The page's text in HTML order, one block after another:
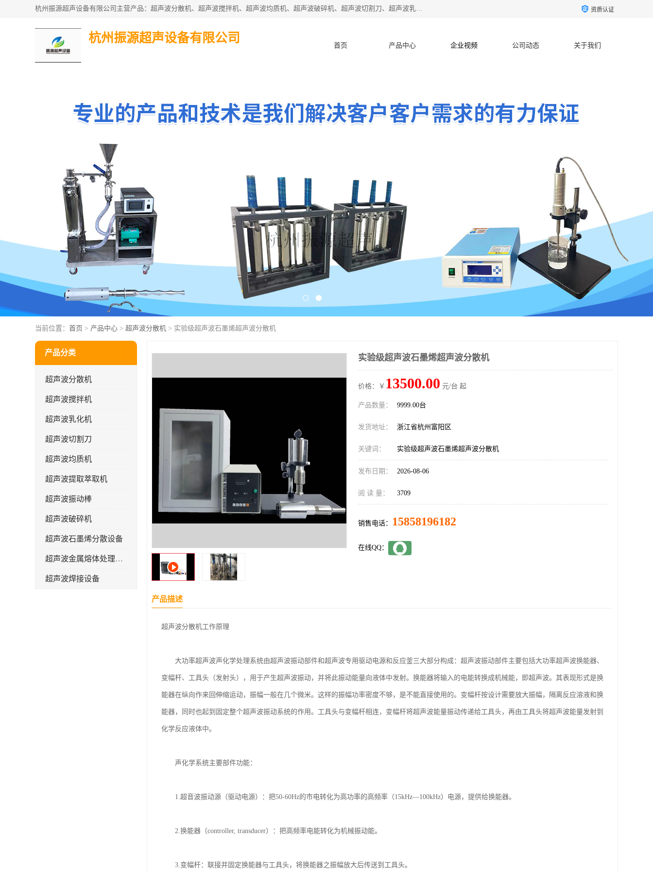
杭州振源超声设备有限公司主营产品：超声波分散机、超声波搅拌机、超声波均质机、超声波破碎机、超声波切割刀、超声波乳化机、超声波提取机、超声波振动棒等设备。秉承诚信经营、品质至上的服务宗旨，与多家企业建立了长期的合作关系。公司坚持以质量赢市场，以服务赢客户，始终以客户利益为中心。 资质认证
杭州振源超声设备有限公司
首页 产品中心 企业视频 公司动态 关于我们
当前位置： 首页 > 产品中心 > 超声波分散机 > 实验级超声波石墨烯超声波分散机
产品分类
超声波分散机
超声波搅拌机
超声波乳化机
超声波切割刀
超声波均质机
超声波提取萃取机
超声波振动棒
超声波破碎机
超声波石墨烯分散设备
超声波金属熔体处理设备
超声波焊接设备
实验级超声波石墨烯超声波分散机
价格：￥ 13500.00 元/台 起
产品数量： 9999.00台
发货地址： 浙江省杭州富阳区
关键词： 实验级超声波石墨烯超声波分散机
发布日期： 2026-08-06
阅 读 量： 3709
销售电话： 15858196182
在线QQ：
产品描述
超声波分散机工作原理
大功率超声波声化学处理系统由超声波振动部件和超声波专用驱动电源和反应釜三大部分构成：超声波振动部件主要包括大功率超声波换能器、
变幅杆、工具头（发射头），用于产生超声波振动，并将此振动能量向液体中发射。换能器将输入的电能转换成机械能，即超声波。其表现形式是换
能器在纵向作来回伸缩运动，振幅一般在几个微米。这样的振幅功率密度不够，是不能直接使用的。变幅杆按设计需要放大振幅，隔离反应溶液和换
能器，同时也起到固定整个超声波振动系统的作用。工具头与变幅杆相连，变幅杆将超声波能量振动传递给工具头，再由工具头将超声波能量发射到
化学反应液体中。
声化学系统主要部件功能：
1.超音波振动源（驱动电源）：把50-60Hz的市电转化为高功率的高频率（15kHz—100kHz）电源，提供给换能器。
2.换能器（controller, transducer）：把高频率电能转化为机械振动能。
3.变幅杆：联接并固定换能器与工具头，将换能器之振幅放大后传送到工具头。